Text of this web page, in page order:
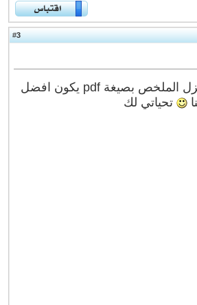
#
3
الله يعطيك العافيه على النقل واللي مسوي الملخص ولكن لو بالامكان تنزل الملخص بصيغة pdf يكون افضل
تحياتي لك